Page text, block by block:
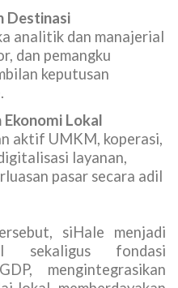
Destinasi
analitik dan manajerial
dan pemangku
keputusan
Lokal
aktif UMKM, koperasi,
layanan,
pasar secara adil
siHale menjadi
sekaligus fondasi
mengintegrasikan